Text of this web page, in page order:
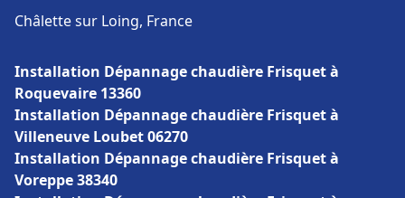
Châlette sur Loing, France
Installation Dépannage chaudière Frisquet à
Roquevaire 13360
Installation Dépannage chaudière Frisquet à
Villeneuve Loubet 06270
Installation Dépannage chaudière Frisquet à
Voreppe 38340